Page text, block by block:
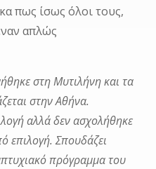
πως ίσως όλοι τους,
απλώς
στη Μυτιλήνη και τα
στην Αθήνα.
αλλά δεν ασχολήθηκε
επιλογή. Σπουδάζει
πρόγραμμα του